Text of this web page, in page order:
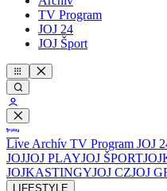
TV Program
JOJ 24
JOJ Šport
Live Archív TV Program JOJ
JOJJOJ PLAYJOJ ŠPORT
JOJKASTINGYJOJ CZJOJ
LIFESTYLE